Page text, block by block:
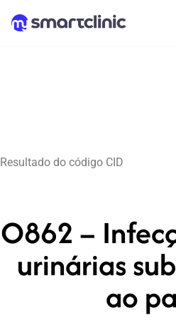
Resultado do código CID
O862 –
urinárias
ao